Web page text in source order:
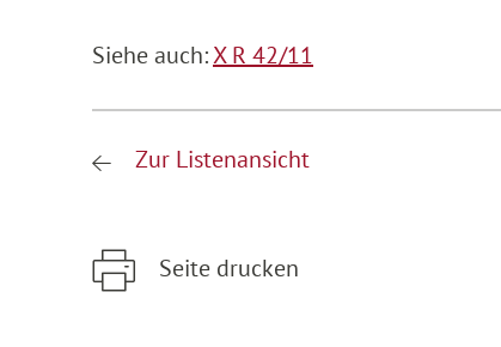
Siehe auch:X R 42/11
Zur Listenansicht
Seite drucken